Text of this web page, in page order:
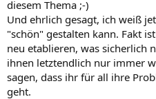
diesem Thema ;-)
Und ehrlich gesagt, ich weiß
"schön" gestalten kann. Fakt
neu etablieren, was sicherlich
ihnen letztendlich nur immer
sagen, dass ihr für all ihre
geht.